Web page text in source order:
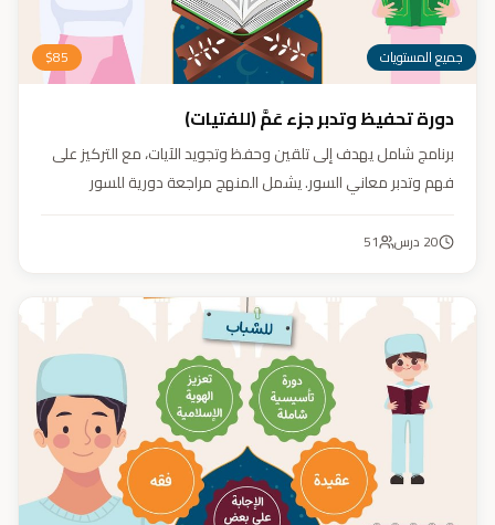
جميع المستويات $85
دورة تحفيظ وتدبر جزء عَمَّ (للفتيات)
برنامج شامل يهدف إلى تلقين وحفظ وتجويد الآيات، مع التركيز على
فهم وتدبر معاني السور. يشمل المنهج مراجعة دورية للسور
تدعم مهارات القراءة والفهم.
20 درس 51